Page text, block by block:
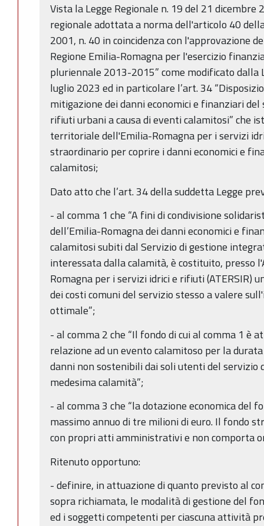
Vista la Legge Regionale n. 19 del 21 dicembre
regionale adottata a norma dell'articolo 40
2001, n. 40 in coincidenza con l'approvazione
Regione Emilia-Romagna per l'esercizio
pluriennale 2013-2015” come modificato dalla
luglio 2023 ed in particolare l’art. 34
mitigazione dei danni economici e finanziari
rifiuti urbani a causa di eventi calamitosi” che
territoriale dell'Emilia-Romagna per i servizi
straordinario per coprire i danni economici e
calamitosi;
Dato atto che l’art. 34 della suddetta Legge
- al comma 1 che “A fini di condivisione
dell’Emilia-Romagna dei danni economici e
calamitosi subiti dal Servizio di gestione
interessata dalla calamità, è costituito, presso
Romagna per i servizi idrici e rifiuti (ATERSIR)
dei costi comuni del servizio stesso a valere
ottimale”;
- al comma 2 che “Il fondo di cui al comma 1 è
relazione ad un evento calamitoso per la
danni non sostenibili dai soli utenti del
medesima calamità”;
- al comma 3 che “la dotazione economica del
massimo annuo di tre milioni di euro. Il fondo
con propri atti amministrativi e non comporta
Ritenuto opportuno:
- definire, in attuazione di quanto previsto al
sopra richiamata, le modalità di gestione del
ed i soggetti competenti per ciascuna attività